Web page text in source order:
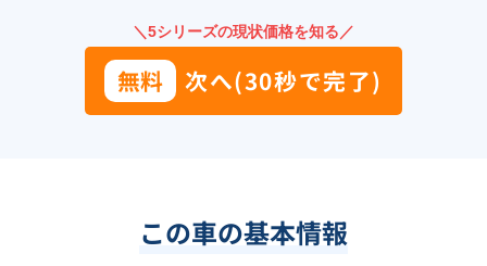
＼5シリーズの現状価格を知る／
無料 次へ(30秒で完了)
この車の基本情報